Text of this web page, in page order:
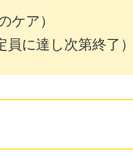
ケア）
に達し次第終了）